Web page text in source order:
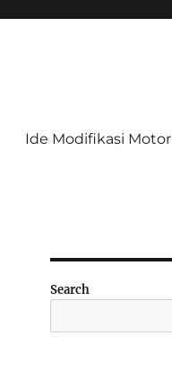
Ide Modifikasi Motor
Search